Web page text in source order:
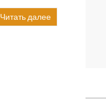
Читать далее